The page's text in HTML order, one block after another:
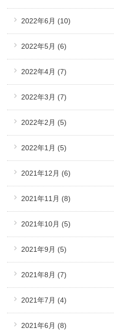
2022年6月 (10)
2022年5月 (6)
2022年4月 (7)
2022年3月 (7)
2022年2月 (5)
2022年1月 (5)
2021年12月 (6)
2021年11月 (8)
2021年10月 (5)
2021年9月 (5)
2021年8月 (7)
2021年7月 (4)
2021年6月 (8)